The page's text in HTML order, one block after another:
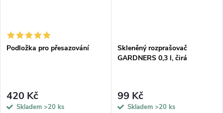
Podložka pro přesazování
420 Kč
Skladem >20 ks
Skleněný rozprašovač
GARDNERS 0,3 l, čirá
99 Kč
Skladem >20 ks